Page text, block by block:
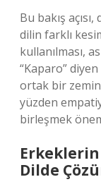
Bu bakış
dilin farklı
kullanılması,
“Kaparo”
ortak bir
yüzden
birleşmek
Erkeklerin
Dilde